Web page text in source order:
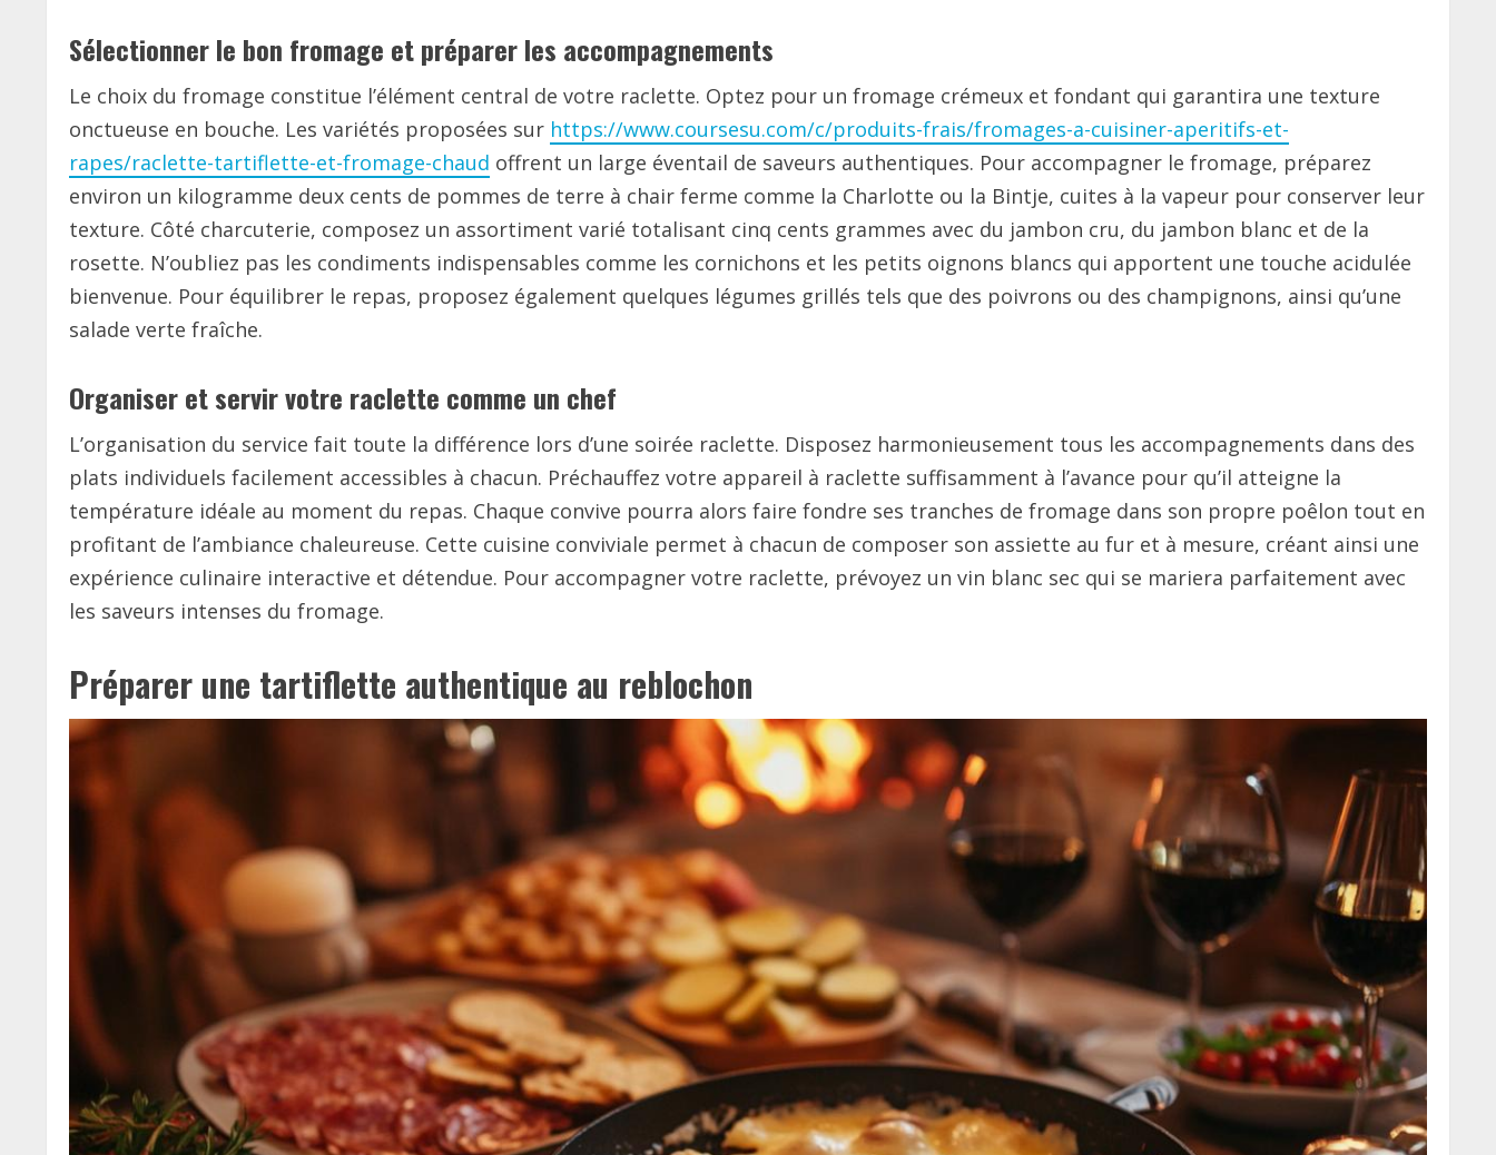
Sélectionner le bon fromage et préparer les accompagnements
Le choix du fromage constitue l’élément central de votre raclette. Optez pour un fromage crémeux et fondant qui garantira une texture
onctueuse en bouche. Les variétés proposées sur https://www.coursesu.com/c/produits-frais/fromages-a-cuisiner-aperitifs-et-
rapes/raclette-tartiflette-et-fromage-chaud offrent un large éventail de saveurs authentiques. Pour accompagner le fromage, préparez
environ un kilogramme deux cents de pommes de terre à chair ferme comme la Charlotte ou la Bintje, cuites à la vapeur pour conserver leur
texture. Côté charcuterie, composez un assortiment varié totalisant cinq cents grammes avec du jambon cru, du jambon blanc et de la
rosette. N’oubliez pas les condiments indispensables comme les cornichons et les petits oignons blancs qui apportent une touche acidulée
bienvenue. Pour équilibrer le repas, proposez également quelques légumes grillés tels que des poivrons ou des champignons, ainsi qu’une
salade verte fraîche.
Organiser et servir votre raclette comme un chef
L’organisation du service fait toute la différence lors d’une soirée raclette. Disposez harmonieusement tous les accompagnements dans des
plats individuels facilement accessibles à chacun. Préchauffez votre appareil à raclette suffisamment à l’avance pour qu’il atteigne la
température idéale au moment du repas. Chaque convive pourra alors faire fondre ses tranches de fromage dans son propre poêlon tout en
profitant de l’ambiance chaleureuse. Cette cuisine conviviale permet à chacun de composer son assiette au fur et à mesure, créant ainsi une
expérience culinaire interactive et détendue. Pour accompagner votre raclette, prévoyez un vin blanc sec qui se mariera parfaitement avec
les saveurs intenses du fromage.
Préparer une tartiflette authentique au reblochon